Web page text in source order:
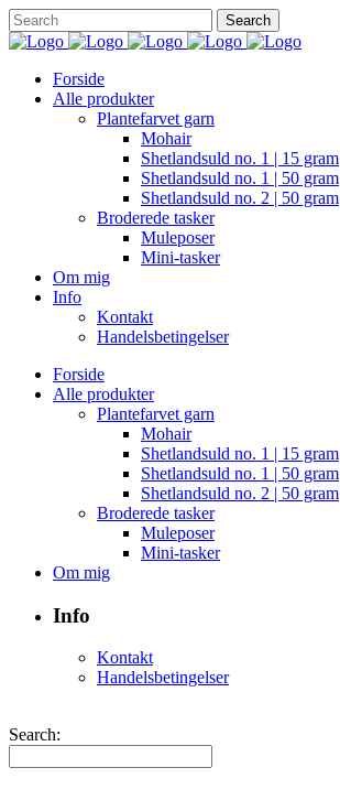
Forside
Alle produkter
Plantefarvet garn
Mohair
Shetlandsuld no. 1 | 15 gram
Shetlandsuld no. 1 | 50 gram
Shetlandsuld no. 2 | 50 gram
Broderede tasker
Muleposer
Mini-tasker
Om mig
Info
Kontakt
Handelsbetingelser
Forside
Alle produkter
Plantefarvet garn
Mohair
Shetlandsuld no. 1 | 15 gram
Shetlandsuld no. 1 | 50 gram
Shetlandsuld no. 2 | 50 gram
Broderede tasker
Muleposer
Mini-tasker
Om mig
Info
Kontakt
Handelsbetingelser
Search: